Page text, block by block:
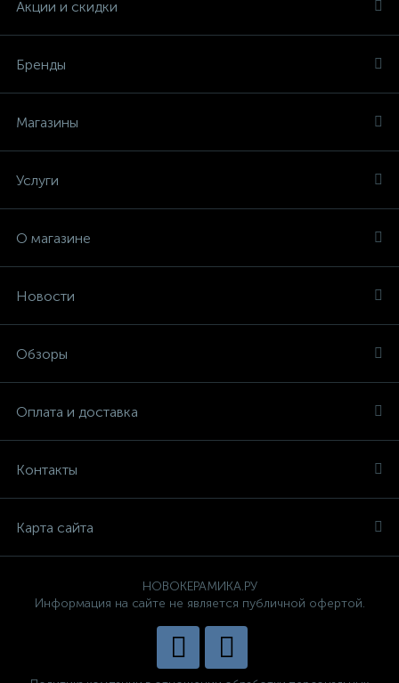
Акции и скидки
Бренды
Магазины
Услуги
О магазине
Новости
Обзоры
Оплата и доставка
Контакты
Карта сайта
НОВОКЕРАМИКА.РУ
Информация на сайте не является публичной офертой.